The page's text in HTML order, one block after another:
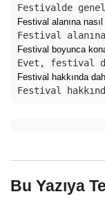
Festivalde
Festival alanına
Festival
Festival boyunca
Evet, festival
Festival hakkında
Festival
Bu Yazıya